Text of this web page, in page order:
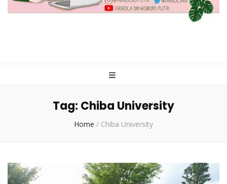
Tag: Chiba University
Home / Chiba University